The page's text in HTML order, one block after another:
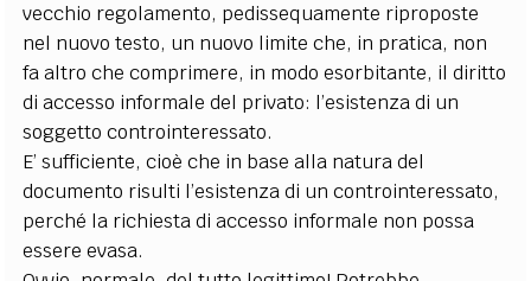
vecchio regolamento, pedissequamente riproposte
nel nuovo testo, un nuovo limite che, in pratica, non
fa altro che comprimere, in modo esorbitante, il diritto
di accesso informale del privato: l’esistenza di un
soggetto controinteressato.
E’ sufficiente, cioè che in base alla natura del
documento risulti l’esistenza di un controinteressato,
perché la richiesta di accesso informale non possa
essere evasa.